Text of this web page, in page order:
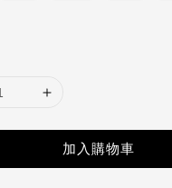
加入購物車